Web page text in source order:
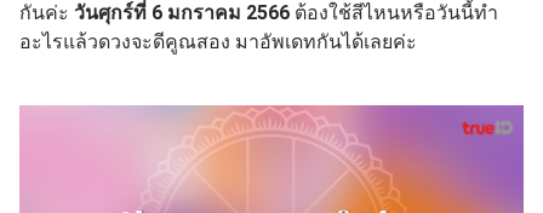
กันค่ะ วันศุกร์ที่ 6 มกราคม 2566 ต้องใช้สีไหนหรือวันนี้ทำ
อะไรแล้วดวงจะดีคูณสอง มาอัพเดทกันได้เลยค่ะ